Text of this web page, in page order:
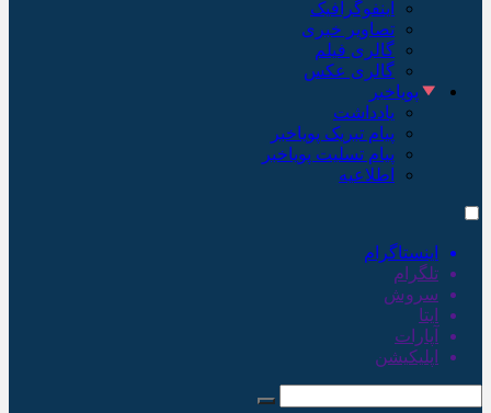
اینفوگرافیک
تصاویر خبری
گالری فیلم
گالری عکس
پویاخبر
یادداشت
پیام تبریک پویاخبر
پیام تسلیت پویاخبر
اطلاعیه
اینستاگرام
تلگرام
سروش
ایتا
آپارات
اپلیکیشن